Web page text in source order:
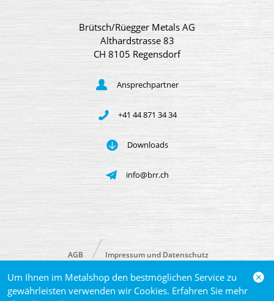
Um Ihnen im Metalshop den bestmöglichen Service zu
gewährleisten verwenden wir Cookies. Erfahren Sie mehr
Brütsch/Rüegger Metals AG
Althardstrasse 83
CH 8105 Regensdorf
Ansprechpartner
+41 44 871 34 34
Downloads
info@brr.ch
© 2026 Brütsch/Rüegger Metals AG
AGB Impressum und Datenschutz